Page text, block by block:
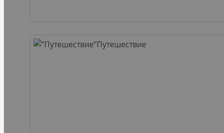
Путешествие